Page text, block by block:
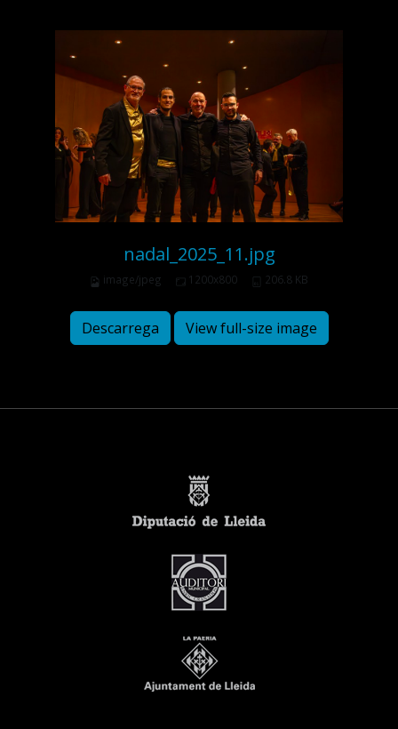
nadal_2025_11.jpg
image/jpeg 1200x800 206.8 KB
Descarrega View full-size image